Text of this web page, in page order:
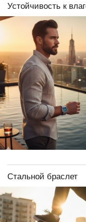
Устойчивость к
Стальной браслет